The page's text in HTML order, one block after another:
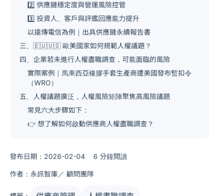
2️⃣ 供應鏈穩定度與營運風險控管
3️⃣ 投資人、客戶與評鑑回應能力提升
以遠傳電信為例｜出具供應鏈永續報告書
三、🇪🇺🇺🇸 歐美國家如何規範人權議題？
四、企業若未進行人權盡職調查，可能面臨的風險
實際案例｜馬來西亞橡膠手套生產商遭美國發布暫扣令
（WRO）
五、人權議題廣泛，人權風險矩陣聚焦高風險議題
常見六大步驟如下：
👉 想了解如何啟動供應商人權盡職調查？
發布日期：2026-02-04 6 分鐘閱讀
作者：永訊智庫／ 顧問團隊